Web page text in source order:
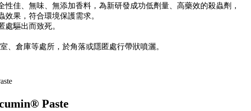
性佳、無味、無添加香料，為新研發成功低劑量、高藥效的殺蟲劑，
果，符合環境保護需求。
處驅出而致死。
、倉庫等處所，於角落或隱匿處行帶狀噴灑。
Paste